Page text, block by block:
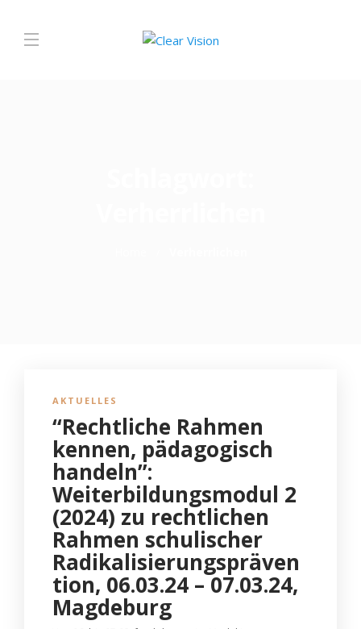
AKTUELLES
“Rechtliche Rahmen
kennen, pädagogisch
handeln”:
Weiterbildungsmodul 2
(2024) zu rechtlichen
Rahmen schulischer
Radikalisierungspräven
tion, 06.03.24 – 07.03.24,
Magdeburg